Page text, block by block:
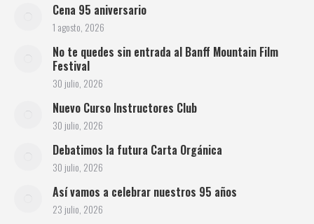
Cena 95 aniversario
1 agosto, 2026
No te quedes sin entrada al Banff Mountain Film
Festival
30 julio, 2026
Nuevo Curso Instructores Club
30 julio, 2026
Debatimos la futura Carta Orgánica
30 julio, 2026
Así vamos a celebrar nuestros 95 años
23 julio, 2026